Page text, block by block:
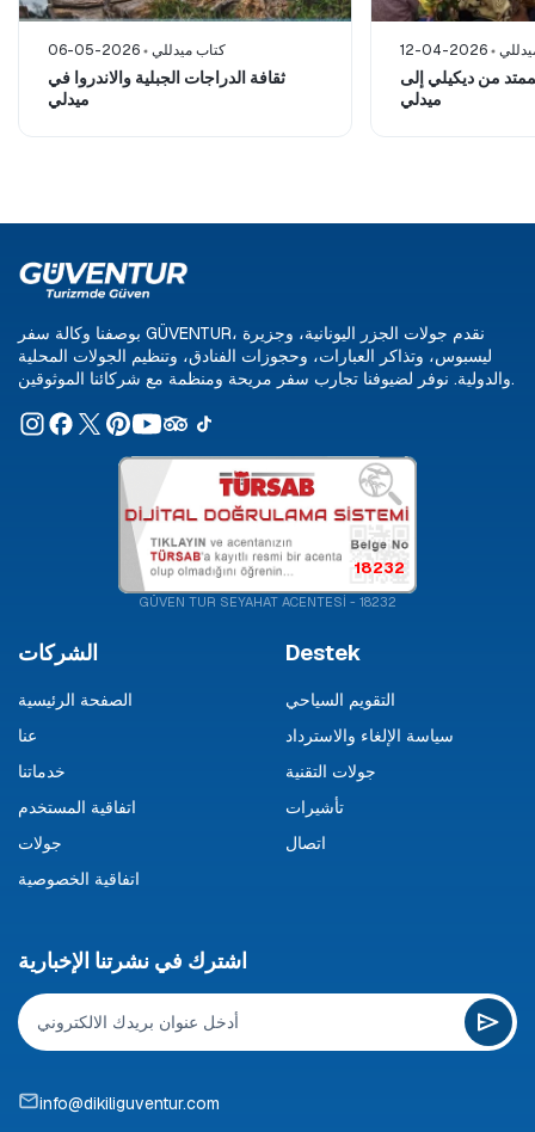
06-05-2026 كتاب ميدللي
ثقافة الدراجات الجبلية والاندروا في
ميدلي
12-04-2026
من ديكيلي إلى
ميدلي
بوصفنا وكالة سفر GÜVENTUR، نقدم جولات الجزر اليونانية، وجزيرة
ليسبوس، وتذاكر العبارات، وحجوزات الفنادق، وتنظيم الجولات المحلية
والدولية. نوفر لضيوفنا تجارب سفر مريحة ومنظمة مع شركائنا الموثوقين.
18232
GÜVEN TUR SEYAHAT ACENTESİ - 18232
الشركات
الصفحة الرئيسية
عنا
خدماتنا
اتفاقية المستخدم
جولات
اتفاقية الخصوصية
Destek
التقويم السياحي
سياسة الإلغاء والاسترداد
جولات التقنية
تأشيرات
اتصال
اشترك في نشرتنا الإخبارية
info@dikiliguventur.com